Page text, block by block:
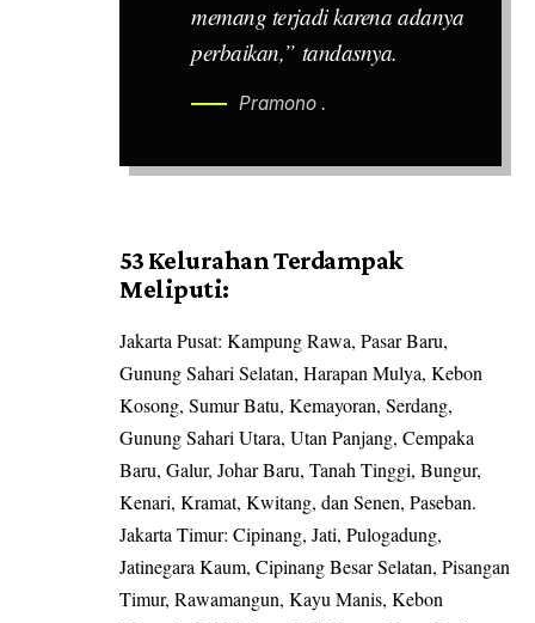
memang terjadi karena adanya
perbaikan,” tandasnya.
Pramono .
53 Kelurahan Terdampak
Meliputi:
Jakarta Pusat: Kampung Rawa, Pasar Baru,
Gunung Sahari Selatan, Harapan Mulya, Kebon
Kosong, Sumur Batu, Kemayoran, Serdang,
Gunung Sahari Utara, Utan Panjang, Cempaka
Baru, Galur, Johar Baru, Tanah Tinggi, Bungur,
Kenari, Kramat, Kwitang, dan Senen, Paseban.
Jakarta Timur: Cipinang, Jati, Pulogadung,
Jatinegara Kaum, Cipinang Besar Selatan, Pisangan
Timur, Rawamangun, Kayu Manis, Kebon